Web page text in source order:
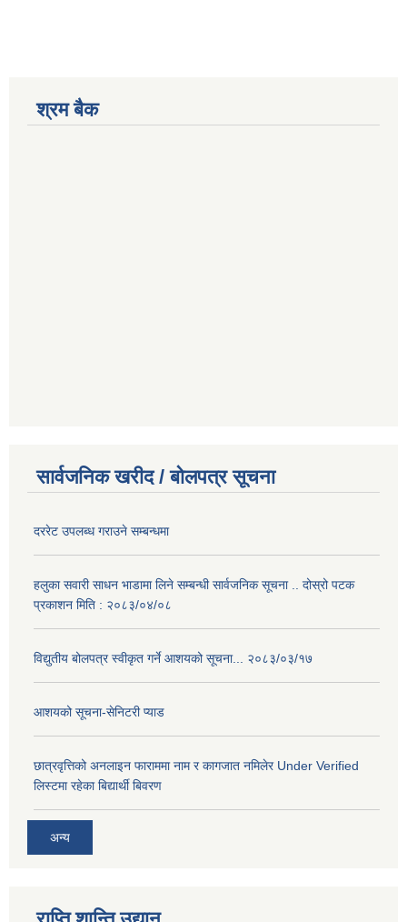
श्रम बैक
सार्वजनिक खरीद / बोलपत्र सूचना
दररेट उपलब्ध गराउने सम्बन्धमा
हलुका सवारी साधन भाडामा लिने सम्बन्धी सार्वजनिक सूचना .. दोस्रो पटक
प्रकाशन मिति : २०८३/०४/०८
विद्युतीय बोलपत्र स्वीकृत गर्ने आशयको सूचना... २०८३/०३/१७
आशयको सूचना-सेनिटरी प्याड
छात्रवृत्तिको अनलाइन फाराममा नाम र कागजात नमिलेर Under Verified
लिस्टमा रहेका बिद्यार्थी बिवरण
अन्य